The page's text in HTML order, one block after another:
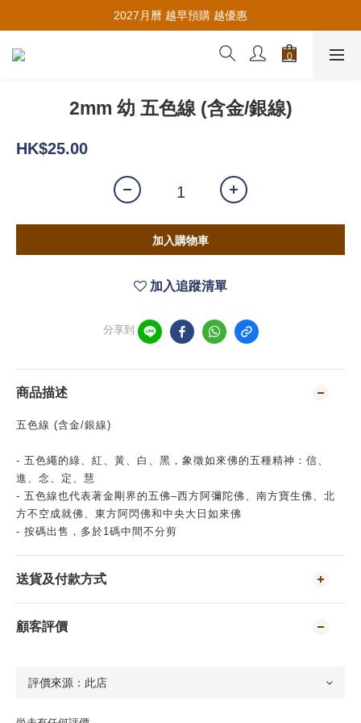
推薦新會員入會，賺取購物金🪙
2027月曆 越早預購 越優惠
推薦新會員入會，賺取購物金🪙
2mm 幼 五色線 (含金/銀線)
HK$25.00
加入購物車
加入追蹤清單
分享到
商品描述
五色線 (含金/銀線)
- 五色繩的綠、紅、黃、白、黑，象徵如來佛的五種精神：信、
進、念、定、慧
- 五色線也代表著金剛界的五佛–西方阿彌陀佛、南方寶生佛、北
方不空成就佛、東方阿閃佛和中央大日如來佛
- 按碼出售，多於1碼中間不分剪
送貨及付款方式
顧客評價